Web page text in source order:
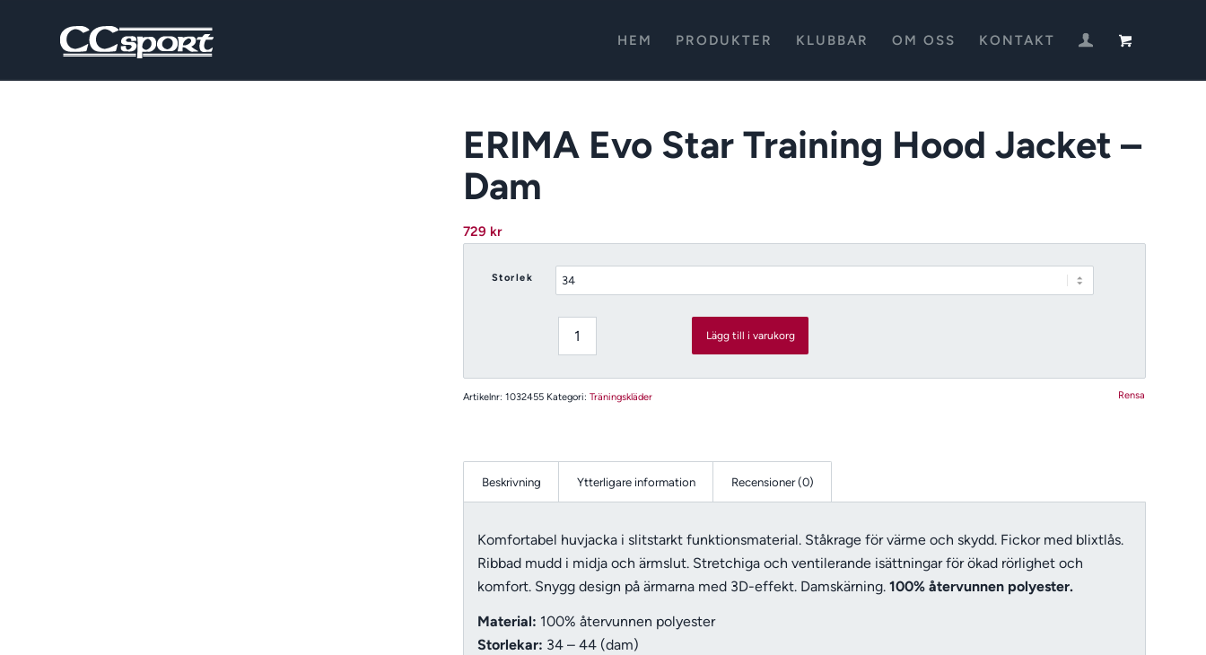
HEM PRODUKTER KLUBBAR OM OSS KONTAKT
ERIMA Evo Star Training Hood Jacket –
Dam
729 kr
Storlek
Rensa
Lägg till i varukorg
Artikelnr:1032455 Kategori:Träningskläder
Beskrivning Ytterligare information Recensioner (0)
Komfortabel huvjacka i slitstarkt funktionsmaterial. Ståkrage för värme och skydd. Fickor med blixtlås.
Ribbad mudd i midja och ärmslut. Stretchiga och ventilerande isättningar för ökad rörlighet och
komfort. Snygg design på ärmarna med 3D-effekt. Damskärning.100% återvunnen polyester.
Material: 100% återvunnen polyester
Storlekar: 34 – 44 (dam)